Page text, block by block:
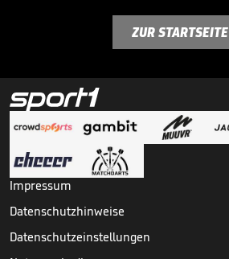
ZUR STARTSEITE
Impressum
Datenschutzhinweise
Datenschutzeinstellungen